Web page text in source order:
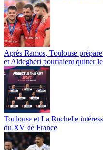
Après Ramos, Toulouse
et Aldegheri pourraient quitter
Toulouse et La Rochelle
du XV de France